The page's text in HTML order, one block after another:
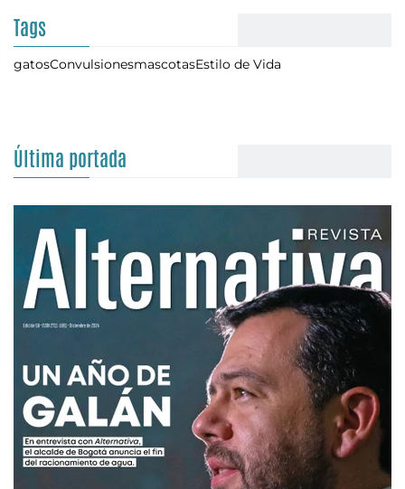
Tags
gatosConvulsionesmascotasEstilo de Vida
Última portada